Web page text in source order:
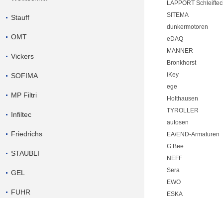
Stauff
OMT
Vickers
SOFIMA
MP Filtri
Infiltec
Friedrichs
STAUBLI
GEL
FUHR
LAPPORT
SITEMA
dunkermotoren
eDAQ
MANNER
Bronkhorst
iKey
ege
Holthausen
TYROLLER
autosen
EA/END-Armaturen
G.Bee
NEFF
Sera
EWO
ESKA